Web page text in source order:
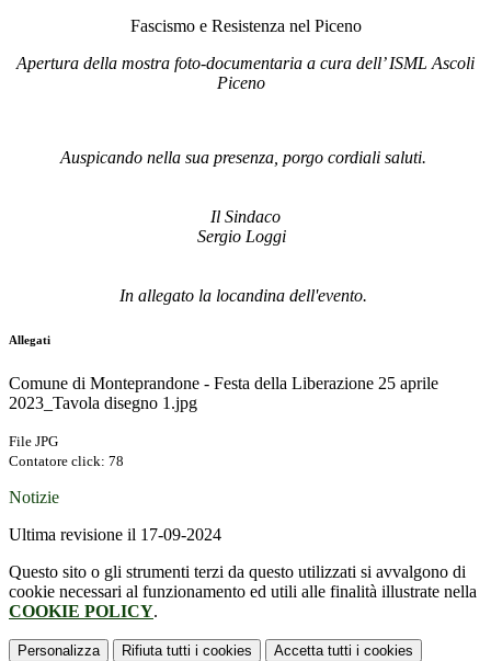
Fascismo e Resistenza nel Piceno
Apertura della mostra foto-documentaria a cura dell’ ISML Ascoli
Piceno
Auspicando nella sua presenza, porgo cordiali saluti.
Il Sindaco
Sergio Loggi
In allegato la locandina dell'evento.
Allegati
Comune di Monteprandone - Festa della Liberazione 25 aprile
2023_Tavola disegno 1.jpg
File JPG
Contatore click: 78
Notizie
Ultima revisione il 17-09-2024
Questo sito o gli strumenti terzi da questo utilizzati si avvalgono di
cookie necessari al funzionamento ed utili alle finalità illustrate nella
COOKIE POLICY.
Personalizza Rifiuta tutti i cookies Accetta tutti i cookies